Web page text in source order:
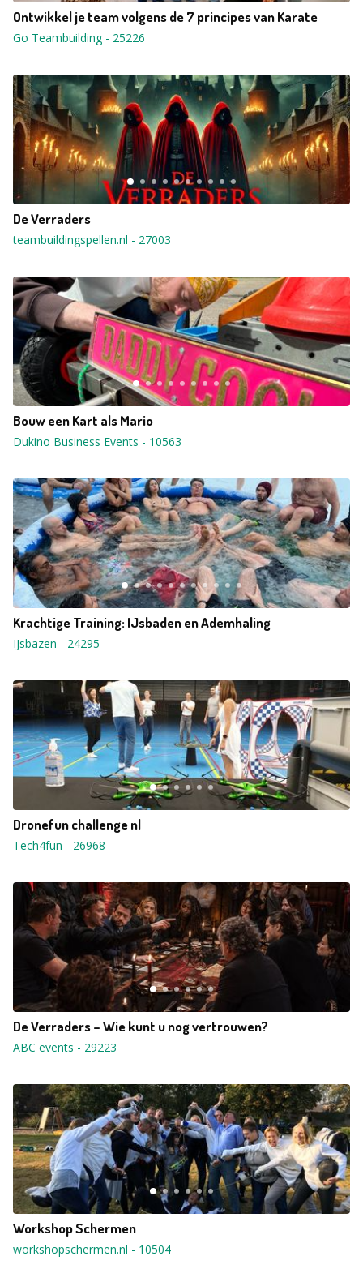
Ontwikkel je team volgens de 7 principes van Karate
Go Teambuilding- 25226
De Verraders
teambuildingspellen.nl - 27003
Bouw een Kart als Mario
Dukino Business Events - 10563
Krachtige Training: IJsbaden en Ademhaling
IJsbazen - 24295
Dronefun challenge nl
Tech4fun - 26968
De Verraders – Wie kunt u nog vertrouwen?
ABC events - 29223
Workshop Schermen
workshopschermen.nl - 10504